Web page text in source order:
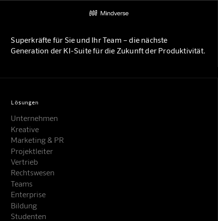
Superkräfte für Sie und Ihr Team – die nächste
Generation der KI-Suite für die Zukunft der Produktivität.
Lösungen
Unternehmen
Kreative
Marketing & PR
Projektleiter
Vertrieb
Rechtswesen
Teams
Enterprise
Bildung
Studenten